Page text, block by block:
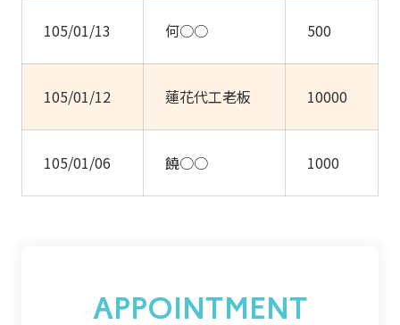
105/01/13 何○○ 500
105/01/12 蓮花代工老板 10000
105/01/06 饒○○ 1000
APPOINTMENT